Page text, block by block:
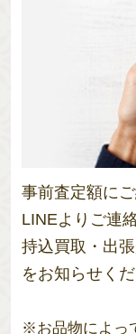
事前査定額に
LINEよりご連
持込買取・出
をお知らせくだ
※お品物によっ